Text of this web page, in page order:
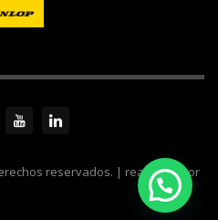
reservados. | realizado por